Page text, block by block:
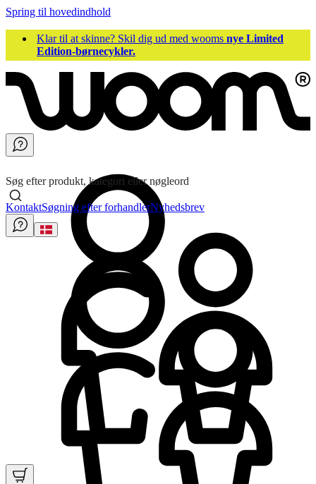
Spring til hovedindhold
Klar til at skinne? Skil dig ud med wooms nye Limited
Edition-børnecykler.
Søg efter produkt, kategori eller nøgleord
KontaktSøgning efter forhandlerNyhedsbrev